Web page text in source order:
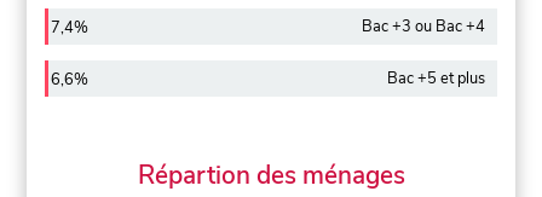
7,4% Bac +3 ou Bac +4
6,6% Bac +5 et plus
Répartion des ménages